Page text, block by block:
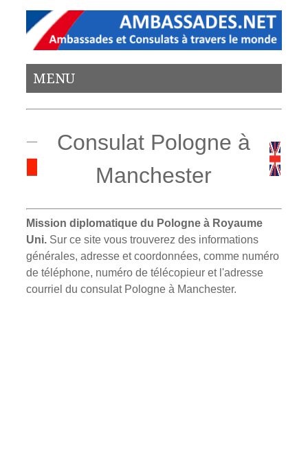
MENU
Consulat Pologne à
Manchester
Mission diplomatique du Pologne à Royaume
Uni. Sur ce site vous trouverez des informations
générales, adresse et coordonnées, comme numéro
de téléphone, numéro de télécopieur et l'adresse
courriel du consulat Pologne à Manchester.